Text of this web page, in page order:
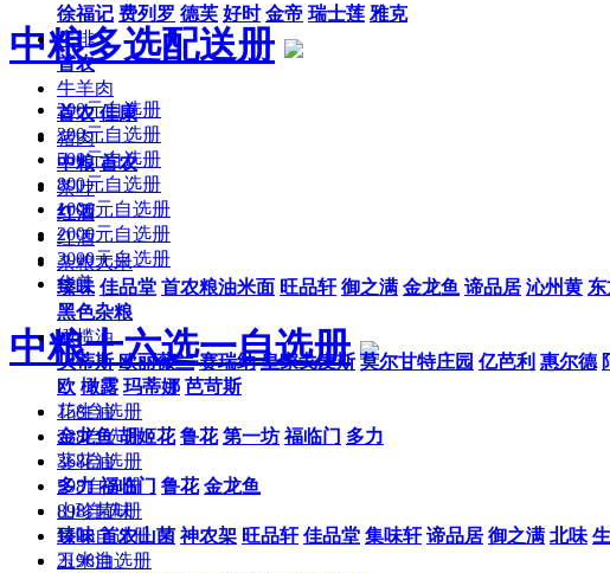
徐福记 费列罗 德芙 好时 金帝 瑞士莲 雅克
牛排
首农
牛羊肉
首农 佳康
猪肉
中粮 首农
茶叶
红酒
红酒
杂粮大米
臻味 佳品堂 首农粮油米面 旺品轩 御之满 金龙鱼 谛品居 沁州黄
黑色杂粮
橄榄油
贝蒂斯 欧丽薇兰 赛瑞纳 皇家戈麦斯 莫尔甘特庄园 亿芭利 惠尔德
欧 橄露 玛蒂娜 芭苛斯
花生油
金龙鱼 胡姬花 鲁花 第一坊 福临门 多力
葵花油
多力 福临门 鲁花 金龙鱼
山珍菌味
臻味 首农山菌 神农架 旺品轩 佳品堂 集味轩 谛品居 御之满 北味
玉米油
中粮多选配送册
200元自选册
300元自选册
500元自选册
800元自选册
1000元自选册
2000元自选册
3000元自选册
华美
中粮十六选一自选册
158自选册
238自选册
368自选册
598自选册
898自选册
1198自选册
2198自选册